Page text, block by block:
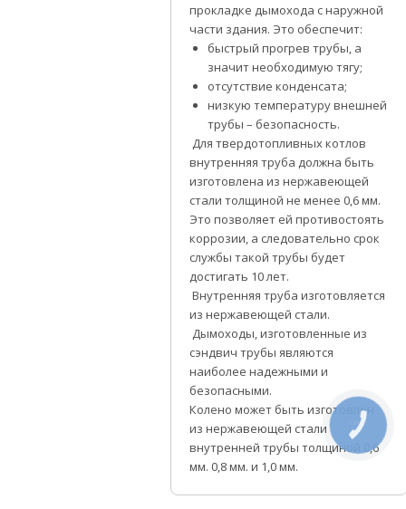
прокладке дымохода с наружной
части здания. Это обеспечит:
быстрый прогрев трубы, а
значит необходимую тягу;
отсутствие конденсата;
низкую температуру внешней
трубы – безопасность.
Для твердотопливных котлов
внутренняя труба должна быть
изготовлена из нержавеющей
стали толщиной не менее 0,6 мм.
Это позволяет ей противостоять
коррозии, а следовательно срок
службы такой трубы будет
достигать 10 лет.
Внутренняя труба изготовляется
из нержавеющей стали.
Дымоходы, изготовленные из
сэндвич трубы являются
наиболее надежными и
безопасными.
Колено может быть изготовлен
из нержавеющей стали
внутренней трубы толщиной 0,6
мм. 0,8 мм. и 1,0 мм.
КНОПКА
СВЯЗИ